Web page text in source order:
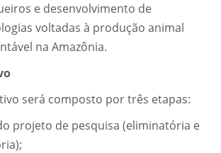
e desenvolvimento de
voltadas à produção animal
na Amazônia.
será composto por três etapas:
projeto de pesquisa (eliminatória e